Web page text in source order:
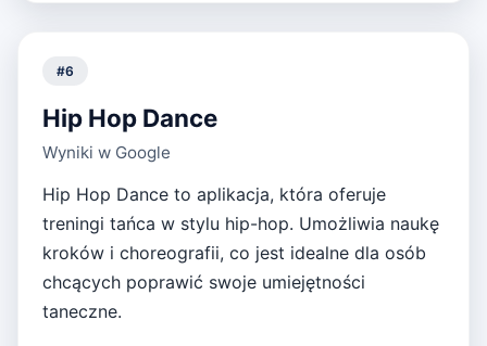
#6
Hip Hop Dance
Wyniki w Google
Hip Hop Dance to aplikacja, która oferuje
treningi tańca w stylu hip-hop. Umożliwia naukę
kroków i choreografii, co jest idealne dla osób
chcących poprawić swoje umiejętności
taneczne.